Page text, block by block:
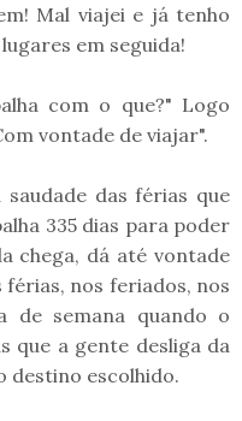
Mal viajei e já tenho
em seguida!
com o que?" Logo
vontade de viajar".
saudade das férias que
335 dias para poder
chega, dá até vontade
férias, nos feriados, nos
de semana quando o
que a gente desliga da
destino escolhido.